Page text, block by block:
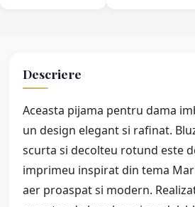
Descriere
Aceasta pijama pentru dama
un design elegant si rafinat.
scurta si decolteu rotund este
imprimeu inspirat din tema
aer proaspat si modern.